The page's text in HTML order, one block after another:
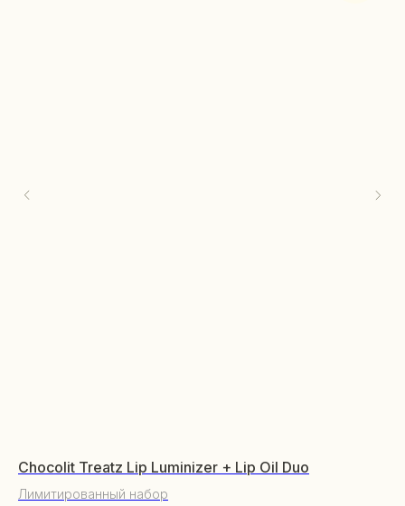
Chocolit Treatz Lip Luminizer + Lip Oil Duo
Лимитированный набор
КАТАЛОГ
Уходовая косметика